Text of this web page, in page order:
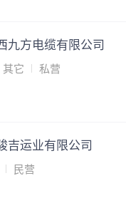
九方电缆有限公司
其它 私营
吉运业有限公司
民营